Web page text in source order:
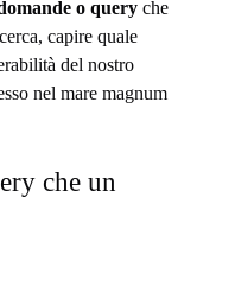
o queryche
capire quale
del nostro
nel mare magnum
che un